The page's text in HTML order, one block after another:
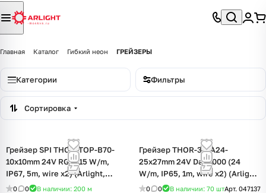
Главная Каталог Гибкий неон ГРЕЙЗЕРЫ
Категории Фильтры
Сортировка
Грейзер SPI THOR-TOP-B70-
10x10mm 24V RGB (15 W/m,
IP67, 5m, wire x2) (Arlight,
Вывод вниз, 3 года)
0 0 В наличии: 200 м
Грейзер THOR-3D-A24-
25x27mm 24V Day4000 (24
W/m, IP65, 1m, wire x2) (Arlight,
Вывод прямой, 3 года)
0 0 В наличии: 70 штАрт. 047137